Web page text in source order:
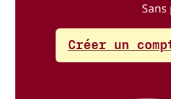
Sans
Créer un